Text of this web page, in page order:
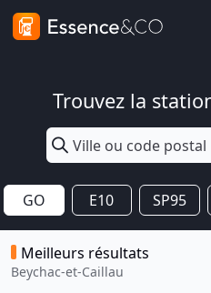
Trouvez la
GO E10 SP95
Meilleurs résultats
Beychac-et-Caillau